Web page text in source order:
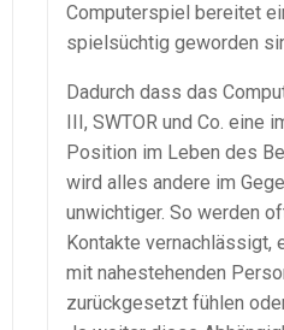
Computerspiel bereitet
spielsüchtig geworden
Dadurch dass das
III, SWTOR und Co. eine
Position im Leben des
wird alles andere im
unwichtiger. So werden
Kontakte vernachlässigt,
mit nahestehenden
zurückgesetzt fühlen